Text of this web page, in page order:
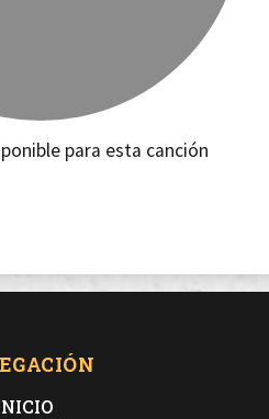
para esta canción